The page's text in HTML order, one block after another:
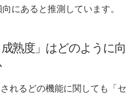
にあると推測しています。
成熟度」はどのように向
れるどの機能に関しても「セ